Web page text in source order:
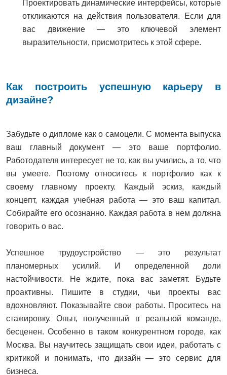
Проектировать динамические интерфейсы, которые
откликаются на действия пользователя. Если для
вас движение — это ключевой элемент
выразительности, присмотритесь к этой сфере.
Как построить успешную карьеру в
дизайне?
Забудьте о дипломе как о самоцели. С момента выпуска
ваш главный документ — это ваше портфолио.
Работодателя интересует не то, как вы учились, а то, что
вы умеете. Поэтому относитесь к портфолио как к
своему главному проекту. Каждый эскиз, каждый
концепт, каждая учебная работа — это ваш капитал.
Собирайте его осознанно. Каждая работа в нем должна
говорить о вас.
Успешное трудоустройство — это результат
планомерных усилий. И определенной доли
настойчивости. Не ждите, пока вас заметят. Будьте
проактивны. Пишите в студии, чьи проекты вас
вдохновляют. Показывайте свои работы. Проситесь на
стажировку. Опыт, полученный в реальной команде,
бесценен. Особенно в таком конкурентном городе, как
Москва. Вы научитесь защищать свои идеи, работать с
критикой и понимать, что дизайн — это сервис для
бизнеса.